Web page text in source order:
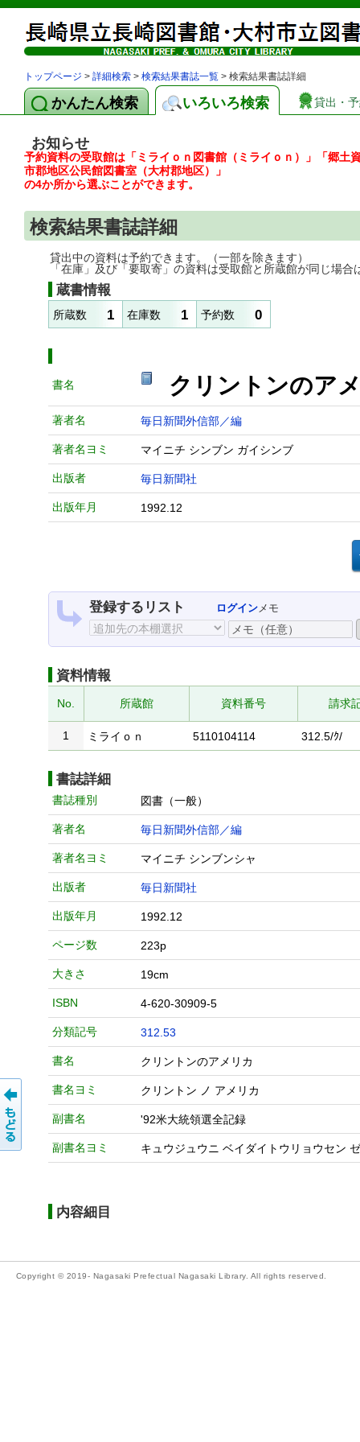
トップページ > 詳細検索 > 検索結果書誌一覧 > 検索結果書誌詳細
かんたん検索 いろいろ検索 貸出・
お知らせ
予約資料の受取館は「ミライｏｎ図書館（ミライｏｎ）」「郷
市郡地区公民館図書室（大村郡地区）」
の4か所から選ぶことができます。
検索結果書誌詳細
貸出中の資料は予約できます。（一部を除きます）
「在庫」及び「要取寄」の資料は受取館と所蔵館が同じ場合
蔵書情報
所蔵数 1 在庫数 1 予約数 0
書名 クリントンの
著者名 毎日新聞外信部／編
著者名ヨミ マイニチ シンブン ガイシンブ
出版者 毎日新聞社
出版年月 1992.12
登録するリスト ログインメモ
資料情報
No. 所蔵館 資料番号 請求
1 ミライｏｎ 5110104114 312.5/ｸ/
書誌詳細
書誌種別 図書（一般）
著者名 毎日新聞外信部／編
著者名ヨミ マイニチ シンブンシャ
出版者 毎日新聞社
出版年月 1992.12
ページ数 223p
大きさ 19cm
ISBN 4-620-30909-5
分類記号 312.53
書名 クリントンのアメリカ
書名ヨミ クリントン ノ アメリカ
副書名 '92米大統領選全記録
副書名ヨミ キュウジュウニ ベイダイトウリョウセン
内容細目
Copyright © 2019- Nagasaki Prefectual Nagasaki Library. All rights reserved.